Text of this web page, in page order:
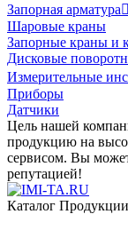
Запорная арматура
Шаровые краны
Запорные краны и
Дисковые
Измерительные
Приборы
Датчики
Цель нашей
продукцию на
сервисом. Вы
репутацией!
Каталог Продукции